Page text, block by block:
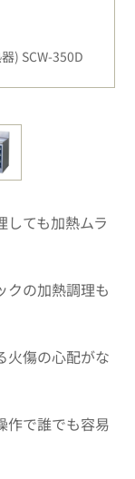
) SCW-350D
ても加熱ムラ
クの加熱調理も
火傷の心配がな
作で誰でも容易